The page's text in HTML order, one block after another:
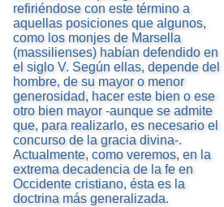
refiriéndose con este término a
aquellas posiciones que algunos,
como los monjes de Marsella
(massilienses) habían defendido en
el siglo V. Según ellas, depende del
hombre, de su mayor o menor
generosidad, hacer este bien o ese
otro bien mayor -aunque se admite
que, para realizarlo, es necesario el
concurso de la gracia divina-.
Actualmente, como veremos, en la
extrema decadencia de la fe en
Occidente cristiano, ésta es la
doctrina más generalizada.